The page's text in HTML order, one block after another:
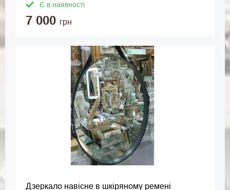
Є в наявності
7 000 грн
Дзеркало навісне в шкіряному ремені